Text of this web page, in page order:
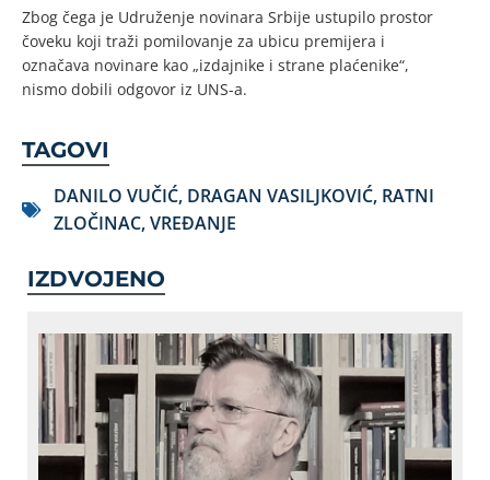
Zbog čega je Udruženje novinara Srbije ustupilo prostor
čoveku koji traži pomilovanje za ubicu premijera i
označava novinare kao „izdajnike i strane plaćenike“,
nismo dobili odgovor iz UNS-a.
TAGOVI
DANILO VUČIĆ, DRAGAN VASILJKOVIĆ, RATNI
ZLOČINAC,VREĐANJE
IZDVOJENO